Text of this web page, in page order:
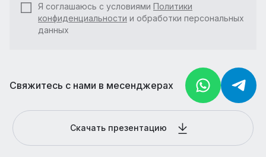
Я соглашаюсь с условиями Политики
конфиденциальности и обработки персональных
данных
Свяжитесь с нами в месенджерах
Скачать презентацию